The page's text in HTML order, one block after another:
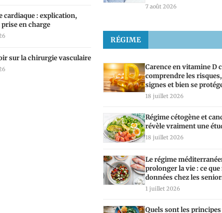
cardiaque : explication,
prise en charge
sur la chirurgie vasculaire
7 août 2026
RÉGIME
Carence en vitamine D
comprendre les
signes et bien se
18 juillet 2026
Régime cétogène et
révèle vraiment une
18 juillet 2026
Le régime
prolonger la vie : ce
données chez les
1 juillet 2026
Quels sont les